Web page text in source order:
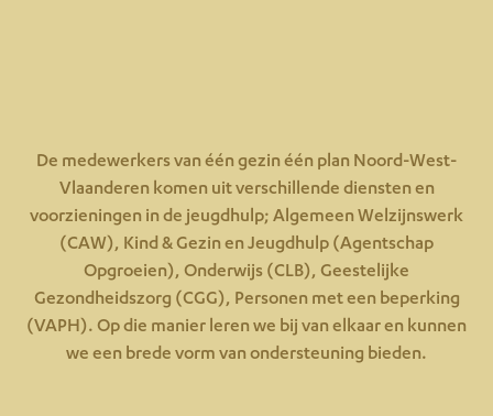
De medewerkers van één gezin één plan Noord-West-
Vlaanderen komen uit verschillende diensten en
voorzieningen in de jeugdhulp; Algemeen Welzijnswerk
(CAW), Kind & Gezin en Jeugdhulp (Agentschap
Opgroeien), Onderwijs (CLB), Geestelijke
Gezondheidszorg (CGG), Personen met een beperking
(VAPH). Op die manier leren we bij van elkaar en kunnen
we een brede vorm van ondersteuning bieden.